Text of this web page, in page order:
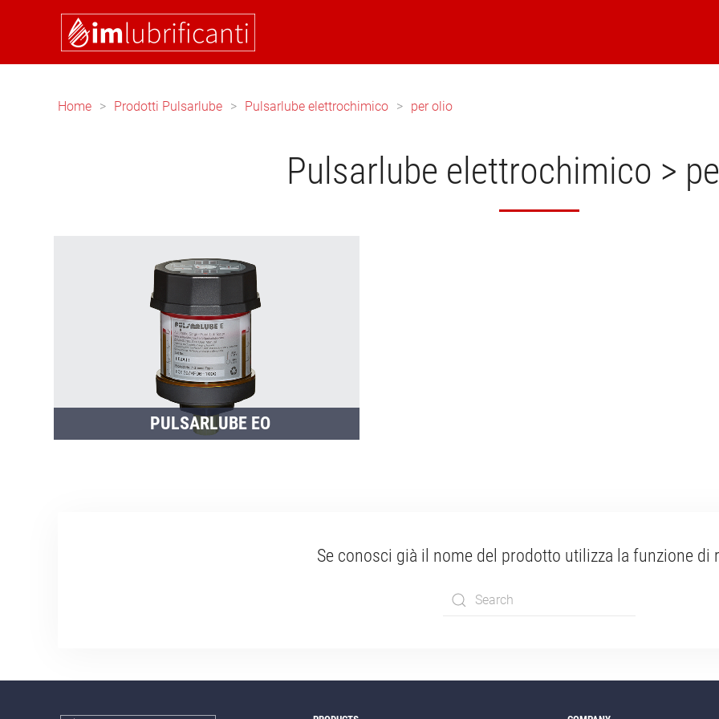
Skip to main content
Home Prodotti Pulsarlube Pulsarlube elettrochimico per olio
Pulsarlube elettrochimico >
PULSARLUBE EO
Se conosci già il nome del prodotto utilizza la funzione di